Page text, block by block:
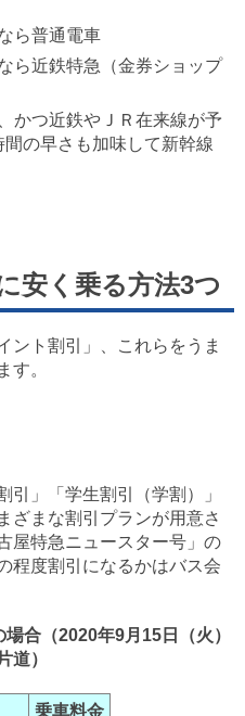
ら普通電車
ら近鉄特急（金券ショップ
かつ近鉄やＪＲ在来線が予
の早さも加味して新幹線
安く乗る方法3つ
ント割引」、これらをうま
す。
引」「学生割引（学割）」
ざまな割引プランが用意さ
屋特急ニュースター号」の
程度割引になるかはバス会
合（2020年9月15日（火）
道）
乗車料金